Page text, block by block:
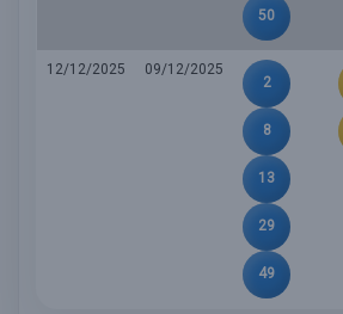
50
12/12/2025
09/12/2025
2
8
13
29
49